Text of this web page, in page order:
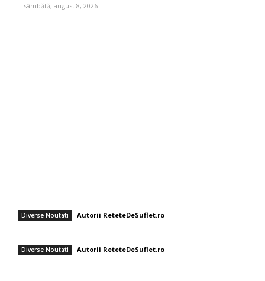
sâmbătă, august 8, 2026
Diverse Noutati
Autorii ReteteDeSuflet.ro
Diverse Noutati
Autorii ReteteDeSuflet.ro